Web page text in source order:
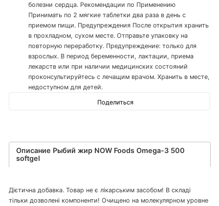
болезни сердца. Рекомендации по Применению
Принимать по 2 мягкие таблетки два раза в день с
приемом пищи. Предупреждения После открытия хранить
в прохладном, сухом месте. Отправьте упаковку на
повторную переработку. Предупреждение: только для
взрослых. В период беременности, лактации, приема
лекарств или при наличии медицинских состояний
проконсультируйтесь с лечащим врачом. Хранить в месте,
недоступном для детей.
Поделиться
Описание Рыбий жир NOW Foods Omega-3 500
softgel
Дієтична добавка. Товар не є лікарським засобом! В складі
тільки дозволені компоненти! Очищено на молекулярном уровне